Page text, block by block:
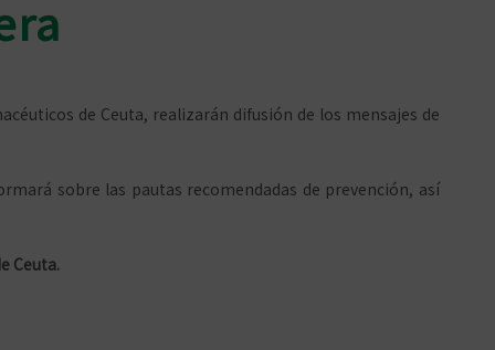
de Ceuta, realizarán difusión de los mensajes de
sobre las pautas recomendadas de prevención, así
Ceuta.